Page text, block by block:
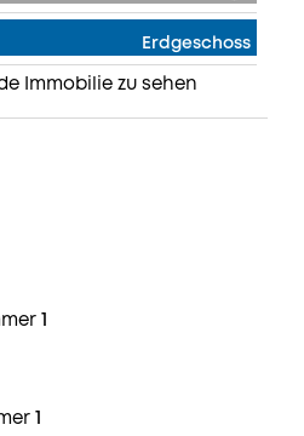
Erdgeschoss
Immobilie zu sehen